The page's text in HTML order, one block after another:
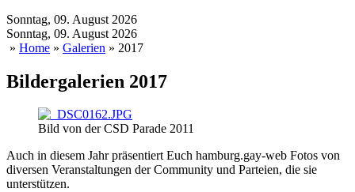
Sonntag, 09. August 2026
Sonntag, 09. August 2026
» Home » Galerien » 2017
Bildergalerien 2017
Bild von der CSD Parade 2011
Auch in diesem Jahr präsentiert Euch hamburg.gay-web Fotos von
diversen Veranstaltungen der Community und Parteien, die sie
unterstützen.